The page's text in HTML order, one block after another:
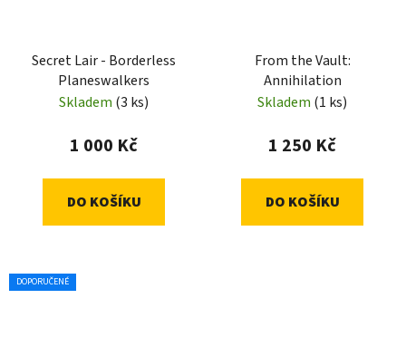
Secret Lair - Borderless
Planeswalkers
Skladem (3 ks)
1 000 Kč
DO KOŠÍKU
From the Vault:
Annihilation
Skladem (1 ks)
1 250 Kč
DO KOŠÍKU
DOPORUČENÉ